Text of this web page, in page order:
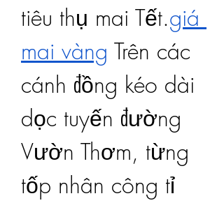
tiêu thụ mai Tết.giá
mai vàng Trên các
cánh đồng kéo dài
dọc tuyến đường
Vườn Thơm, từng
tốp nhân công tỉ